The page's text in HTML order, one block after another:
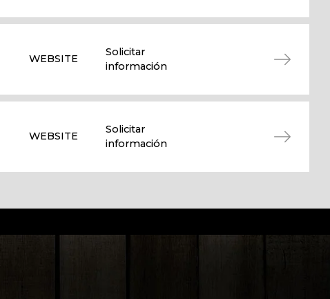
WEBSITE
Solicitar
información
WEBSITE
Solicitar
información